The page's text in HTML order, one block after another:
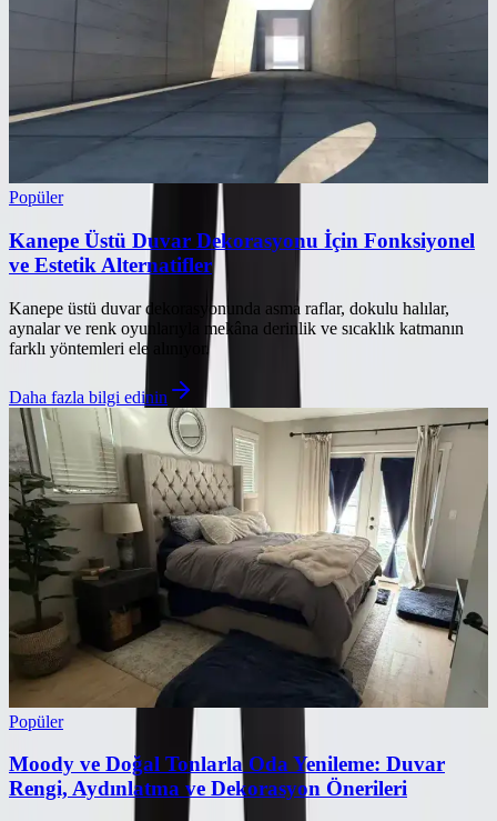
Popüler
Kanepe Üstü Duvar Dekorasyonu İçin Fonksiyonel
ve Estetik Alternatifler
Kanepe üstü duvar dekorasyonunda asma raflar, dokulu halılar,
aynalar ve renk oyunlarıyla mekâna derinlik ve sıcaklık katmanın
farklı yöntemleri ele alınıyor.
Daha fazla bilgi edinin
Popüler
Moody ve Doğal Tonlarla Oda Yenileme: Duvar
Rengi, Aydınlatma ve Dekorasyon Önerileri